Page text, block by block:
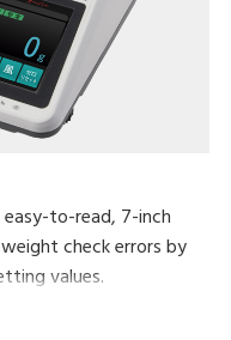
to-read, 7-inch
check errors by
values.
against preset